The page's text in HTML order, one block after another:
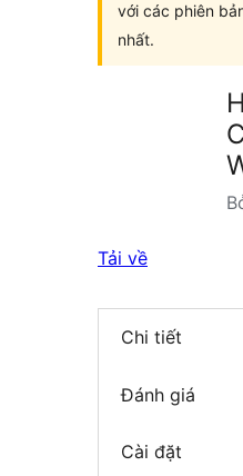
với các phiên
nhất.
Tải về
Chi tiết
Đánh giá
Cài đặt